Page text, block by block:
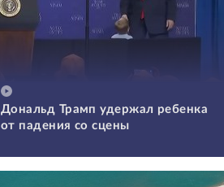
Дональд Трамп удержал ребенка
от падения со сцены